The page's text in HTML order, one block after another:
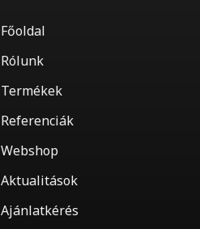
Főoldal
Rólunk
Termékek
Referenciák
Webshop
Aktualitások
Ajánlatkérés